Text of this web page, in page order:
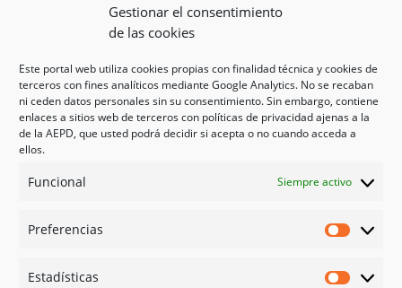
Gestionar el consentimiento
de las cookies
Este portal web utiliza cookies propias con finalidad técnica y cookies de
terceros con fines analíticos mediante Google Analytics. No se recaban
ni ceden datos personales sin su consentimiento. Sin embargo, contiene
enlaces a sitios web de terceros con políticas de privacidad ajenas a la
de la AEPD, que usted podrá decidir si acepta o no cuando acceda a
ellos.
Funcional Siempre activo
Preferencias
Estadísticas
Términos y condiciones
Exoneración de responsabilidad
Mapa del sitio
Mi cuenta
Tienda
Psicología en Murcia
Guías
Redes sociales
Instagram